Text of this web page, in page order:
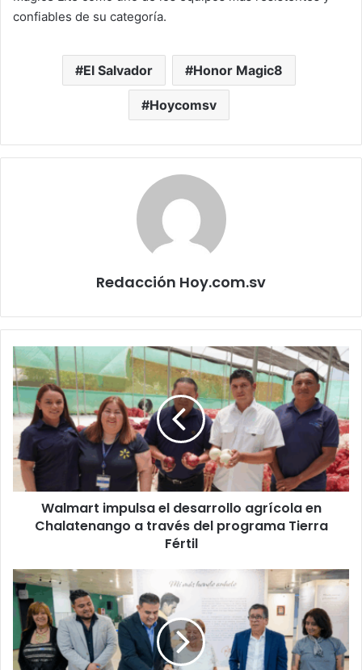
confiables de su categoría.
El Salvador Honor Magic8
Hoycomsv
Redacción Hoy.com.sv
Walmart
impulsa
el
desarrollo
agrícola
en
Chalatenango
través
programa
Walmart impulsa el desarrollo agrícola en
Chalatenango a través del programa Tierra
Fértil
Exposición
sobre
Roque
Dalton
abre
sus